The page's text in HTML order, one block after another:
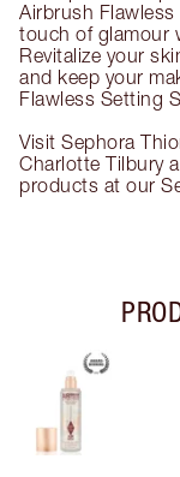
Airbrush
touch of glamour
Revitalize your
and keep your
Flawless Setting
Visit Sephora
Charlotte Tilbury
products at our